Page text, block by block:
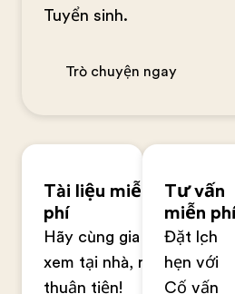
Tuyển sinh.
Trò chuyện ngay
Tài liệu miễn
phí
Hãy cùng gia đình
xem tại nhà, rất
thuận tiện!
Tư vấn
miễn
Đặt lịch
hẹn với
Cố vấn